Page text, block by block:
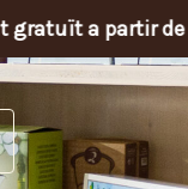
de 60€